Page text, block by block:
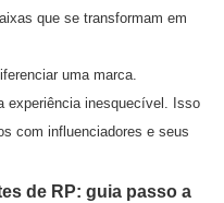
que se transformam em
uma marca.
experiência inesquecível. Isso
com influenciadores e seus
de RP: guia passo a